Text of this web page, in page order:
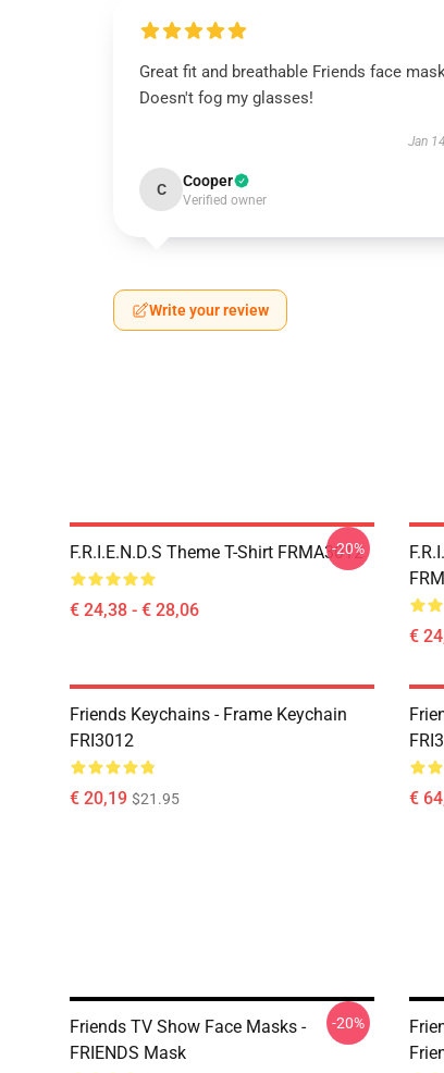
Great fit and breathable Friends face
Doesn't fog my glasses!
Jan
C Cooper
Verified owner
Write your review
F.R.I.E.N.D.S Theme T-Shirt FRMA3012
€ 24,38 - € 28,06
-20%
€
Friends Keychains - Frame Keychain
FRI3012
€ 20,19 $21.95 €
Friends TV Show Face Masks -
FRIENDS Mask
-20%